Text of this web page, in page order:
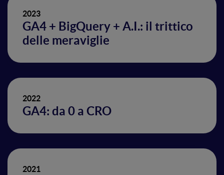
2023
GA4 + BigQuery + A.I.: il trittico
delle meraviglie
2022
GA4: da 0 a CRO
2021